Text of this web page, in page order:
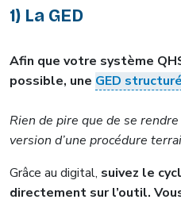
1) La GED
Afin que votre système
possible, une GED
Rien de pire que de se
version d’une procédure
Grâce au digital, suivez le
directement sur l’outil.